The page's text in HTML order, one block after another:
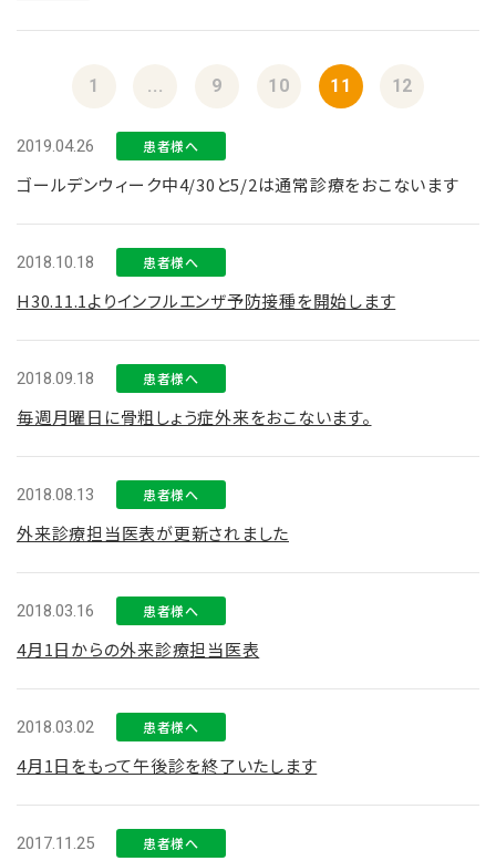
1 ... 9 10 11 12
2019.04.26 患者様へ
ゴールデンウィーク中4/30と5/2は通常診療をおこないます
2018.10.18 患者様へ
H30.11.1よりインフルエンザ予防接種を開始します
2018.09.18 患者様へ
毎週月曜日に骨粗しょう症外来をおこないます。
2018.08.13 患者様へ
外来診療担当医表が更新されました
2018.03.16 患者様へ
4月1日からの外来診療担当医表
2018.03.02 患者様へ
4月1日をもって午後診を終了いたします
2017.11.25 患者様へ